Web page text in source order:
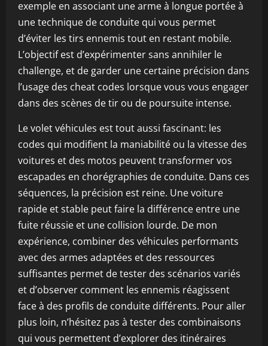
exemple en associant une arme à longue portée à
une technique de conduite qui vous permet
d’éviter les tirs ennemis tout en restant mobile.
L’objectif est d’expérimenter sans annihiler le
challenge, et de garder une certaine précision dans
l’usage des cheat codes lorsque vous vous engager
dans des scènes de tir ou de poursuite intense.
Le volet véhicules est tout aussi fascinant: les
codes qui modifient la maniabilité ou la vitesse des
voitures et des motos peuvent transformer vos
escapades en chorégraphies de conduite. Dans ces
séquences, la précision est reine. Une voiture
rapide et stable peut faire la différence entre une
fuite réussie et une collision lourde. De mon
expérience, combiner des véhicules performants
avec des armes adaptées et des ressources
suffisantes permet de tester des scénarios variés
et d’observer comment les ennemis réagissent
face à des profils de conduite différents. Pour aller
plus loin, n’hésitez pas à tester des combinaisons
qui vous permettent d’explorer des itinéraires